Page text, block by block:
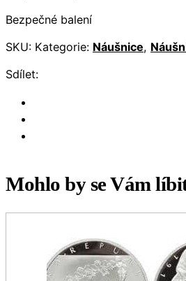
Bezpečné balení
SKU: Kategorie: Náušnice,
Sdílet:
Mohlo by se Vám